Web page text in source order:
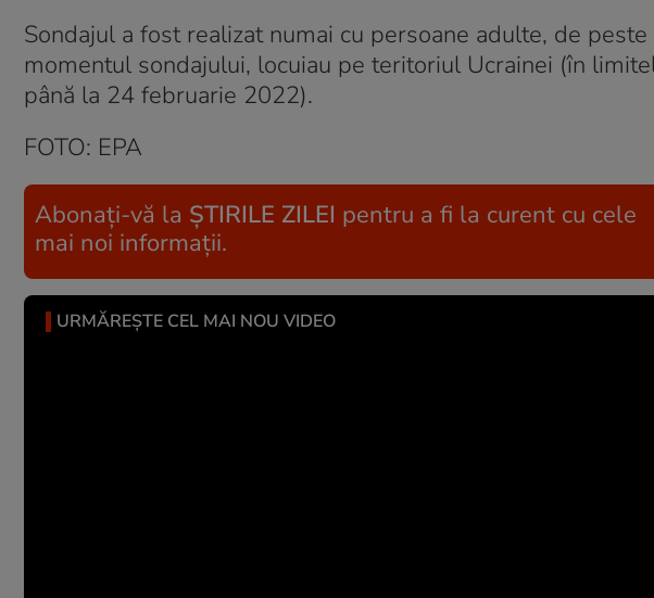
Sondajul a fost realizat numai cu persoane adulte, de
momentul sondajului, locuiau pe teritoriul Ucrainei (în
până la 24 februarie 2022).
FOTO: EPA
Abonați-vă la ȘTIRILE ZILEI pentru a fi la curent cu cele
mai noi informații.
URMĂREȘTE CEL MAI NOU VIDEO